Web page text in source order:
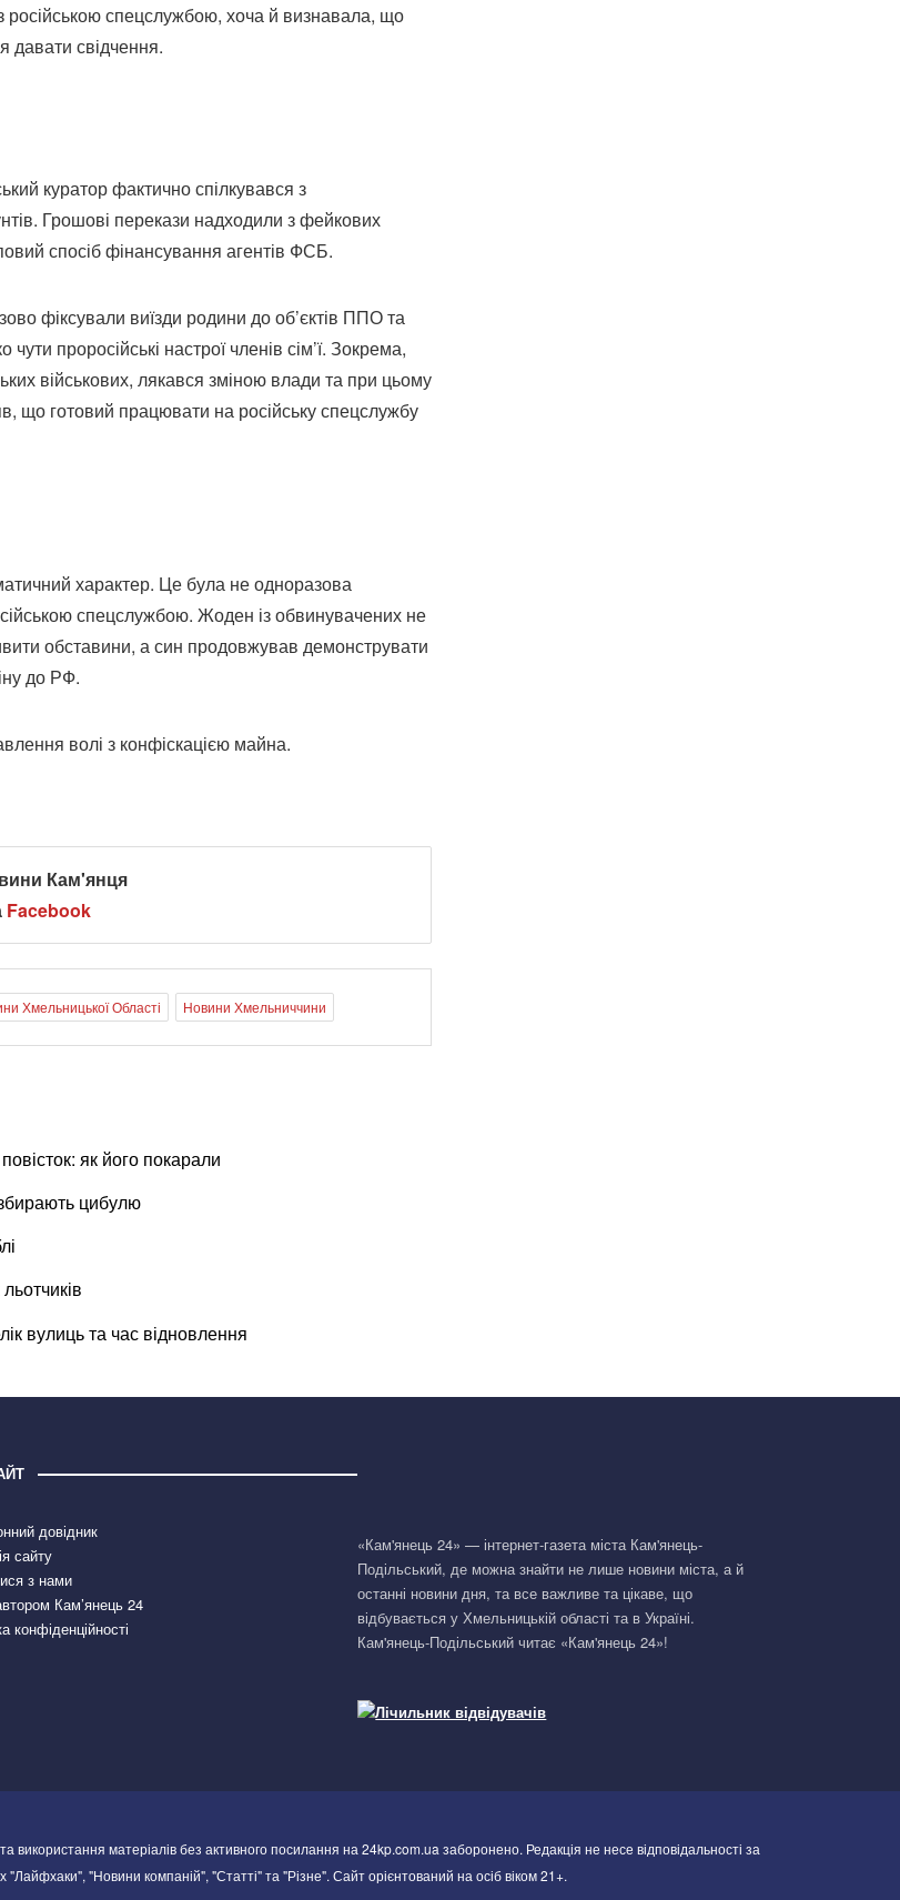
російською спецслужбою, хоча й визнавала, що
давати свідчення.
куратор фактично спілкувався з
Грошові перекази надходили з фейкових
спосіб фінансування агентів ФСБ.
фіксували виїзди родини до об’єктів ППО та
проросійські настрої членів сім’ї. Зокрема,
військових, лякався зміною влади та при цьому
що готовий працювати на російську спецслужбу
характер. Це була не одноразова
спецслужбою. Жоден із обвинувачених не
обставини, а син продовжував демонструвати
до РФ.
волі з конфіскацією майна.
Кам'янця
Facebook
Хмельницької Області Новини Хмельниччини
як його покарали
цибулю
вулиць та час відновлення
довідник
сайту
з нами
Кам’янець 24
конфіденційності
«Кам'янець 24» — інтернет-газета міста Кам'янець-
Подільський, де можна знайти не лише новини міста, а й
останні новини дня, та все важливе та цікаве, що
відбувається у Хмельницькій області та в Україні.
Кам'янець-Подільський читає «Кам'янець 24»!
матеріалів без активного посилання на 24kp.com.ua заборонено. Редакція не несе відповідальності за
"Лайфхаки", "Новини компаній", "Статті" та "Різне". Сайт орієнтований на осіб віком 21+.